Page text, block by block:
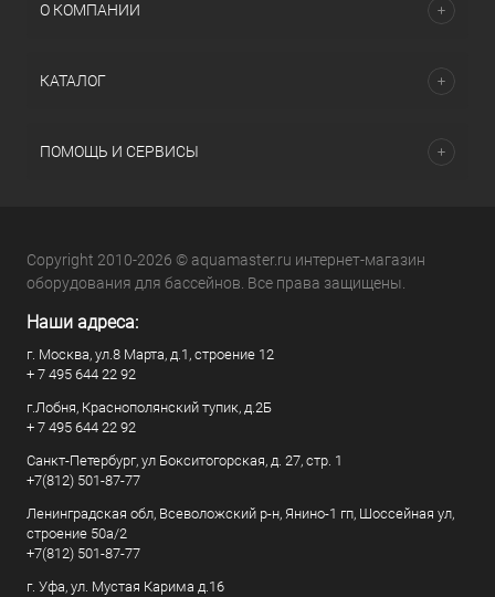
О КОМПАНИИ
КАТАЛОГ
ПОМОЩЬ И СЕРВИСЫ
Copyright 2010-2026 © aquamaster.ru интернет-магазин
оборудования для бассейнов. Все права защищены.
Наши адреса:
г. Москва, ул.8 Марта, д.1, строение 12
+ 7 495 644 22 92
г.Лобня, Краснополянский тупик, д.2Б
+ 7 495 644 22 92
Санкт-Петербург, ул Бокситогорская, д. 27, стр. 1
+7(812) 501-87-77
Ленинградская обл, Всеволожский р-н, Янино-1 гп, Шоссейная ул,
строение 50а/2
+7(812) 501-87-77
г. Уфа, ул. Мустая Карима д.16